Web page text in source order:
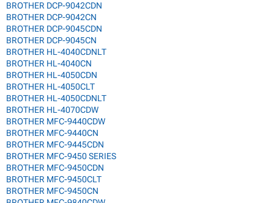
BROTHER DCP-9042CDN
BROTHER DCP-9042CN
BROTHER DCP-9045CDN
BROTHER DCP-9045CN
BROTHER HL-4040CDNLT
BROTHER HL-4040CN
BROTHER HL-4050CDN
BROTHER HL-4050CLT
BROTHER HL-4050CDNLT
BROTHER HL-4070CDW
BROTHER MFC-9440CDW
BROTHER MFC-9440CN
BROTHER MFC-9445CDN
BROTHER MFC-9450 SERIES
BROTHER MFC-9450CDN
BROTHER MFC-9450CLT
BROTHER MFC-9450CN